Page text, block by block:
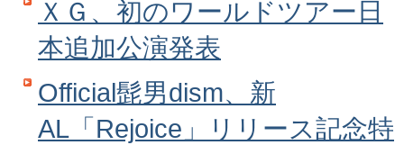
ＸＧ、初のワールドツアー日
本追加公演発表
Official髭男dism、新
AL「Rejoice」リリース記念特